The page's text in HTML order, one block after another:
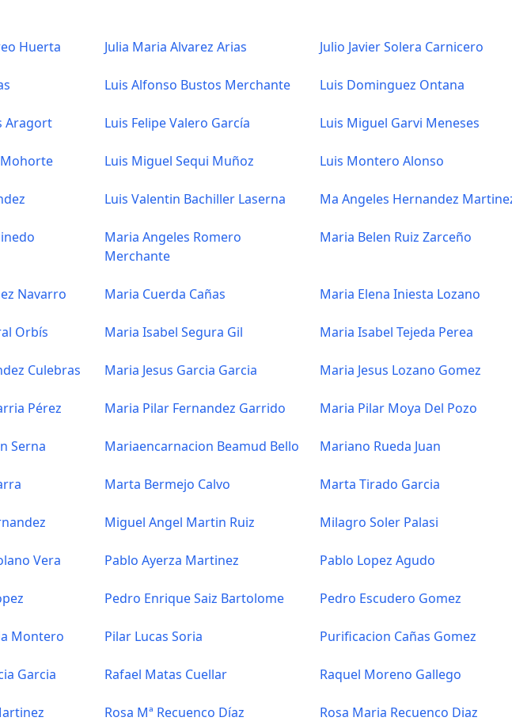
Huerta Julia Maria Alvarez Arias Julio Javier Solera Carnicero
Luis Alfonso Bustos Merchante Luis Dominguez Ontana
Aragort Luis Felipe Valero García Luis Miguel Garvi Meneses
Luis Miguel Sequi Muñoz Luis Montero Alonso
Luis Valentin Bachiller Laserna Ma Angeles Hernandez
Maria Angeles Romero
Merchante
Maria Belen Ruiz Zarceño
Navarro Maria Cuerda Cañas Maria Elena Iniesta Lozano
Orbís Maria Isabel Segura Gil Maria Isabel Tejeda Perea
Culebras Maria Jesus Garcia Garcia Maria Jesus Lozano Gomez
Pérez Maria Pilar Fernandez Garrido Maria Pilar Moya Del Pozo
Serna Mariaencarnacion Beamud Bello Mariano Rueda Juan
Marta Bermejo Calvo Marta Tirado Garcia
Miguel Angel Martin Ruiz Milagro Soler Palasi
Vera Pablo Ayerza Martinez Pablo Lopez Agudo
Pedro Enrique Saiz Bartolome Pedro Escudero Gomez
Montero Pilar Lucas Soria Purificacion Cañas Gomez
Garcia Rafael Matas Cuellar Raquel Moreno Gallego
Rosa Mª Recuenco Díaz Rosa Maria Recuenco Diaz